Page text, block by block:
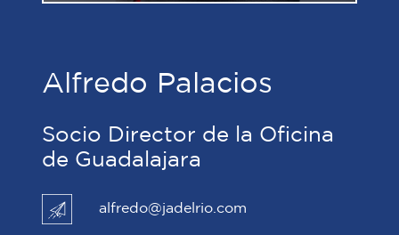
Alfredo Palacios
Socio Director de la Oficina
de Guadalajara
alfredo@jadelrio.com